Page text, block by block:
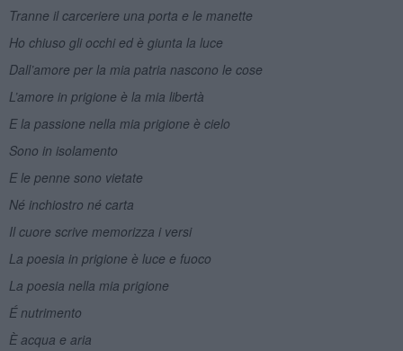
Tranne il carceriere una porta e le manette
Ho chiuso gli occhi ed è giunta la luce
Dall’amore per la mia patria nascono le cose
L’amore in prigione è la mia libertà
E la passione nella mia prigione è cielo
Sono in isolamento
E le penne sono vietate
Né inchiostro né carta
Il cuore scrive memorizza i versi
La poesia in prigione è luce e fuoco
La poesia nella mia prigione
É nutrimento
È acqua e aria